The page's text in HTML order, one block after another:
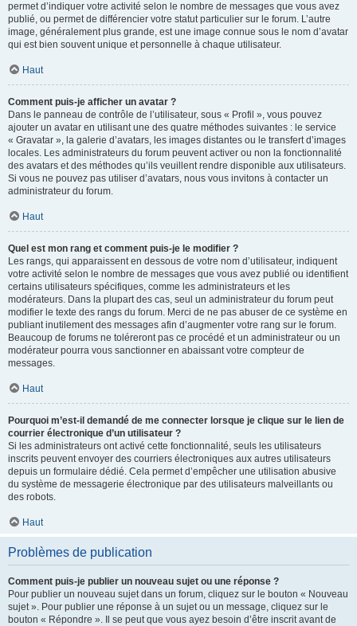
permet d’indiquer votre activité selon le nombre de messages que vous avez
publié, ou permet de différencier votre statut particulier sur le forum. L’autre
image, généralement plus grande, est une image connue sous le nom d’avatar
qui est bien souvent unique et personnelle à chaque utilisateur.
Haut
Comment puis-je afficher un avatar ?
Dans le panneau de contrôle de l’utilisateur, sous « Profil », vous pouvez
ajouter un avatar en utilisant une des quatre méthodes suivantes : le service
« Gravatar », la galerie d’avatars, les images distantes ou le transfert d’images
locales. Les administrateurs du forum peuvent activer ou non la fonctionnalité
des avatars et des méthodes qu’ils veuillent rendre disponible aux utilisateurs.
Si vous ne pouvez pas utiliser d’avatars, nous vous invitons à contacter un
administrateur du forum.
Haut
Quel est mon rang et comment puis-je le modifier ?
Les rangs, qui apparaissent en dessous de votre nom d’utilisateur, indiquent
votre activité selon le nombre de messages que vous avez publié ou identifient
certains utilisateurs spécifiques, comme les administrateurs et les
modérateurs. Dans la plupart des cas, seul un administrateur du forum peut
modifier le texte des rangs du forum. Merci de ne pas abuser de ce système en
publiant inutilement des messages afin d’augmenter votre rang sur le forum.
Beaucoup de forums ne toléreront pas ce procédé et un administrateur ou un
modérateur pourra vous sanctionner en abaissant votre compteur de
messages.
Haut
Pourquoi m’est-il demandé de me connecter lorsque je clique sur le lien de
courrier électronique d’un utilisateur ?
Si les administrateurs ont activé cette fonctionnalité, seuls les utilisateurs
inscrits peuvent envoyer des courriers électroniques aux autres utilisateurs
depuis un formulaire dédié. Cela permet d’empêcher une utilisation abusive
du système de messagerie électronique par des utilisateurs malveillants ou
des robots.
Haut
Problèmes de publication
Comment puis-je publier un nouveau sujet ou une réponse ?
Pour publier un nouveau sujet dans un forum, cliquez sur le bouton « Nouveau
sujet ». Pour publier une réponse à un sujet ou un message, cliquez sur le
bouton « Répondre ». Il se peut que vous ayez besoin d’être inscrit avant de